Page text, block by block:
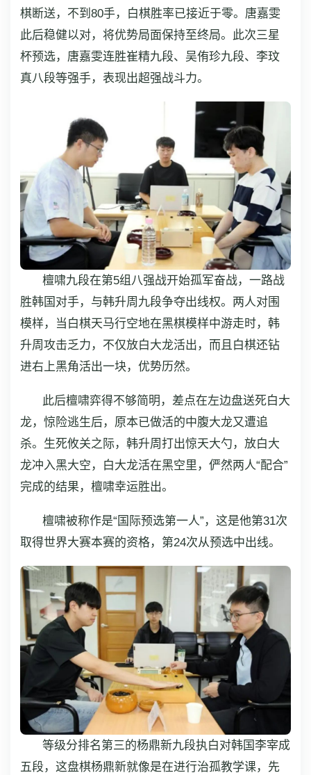
棋断送，不到80手，白棋胜率已接近于零。唐嘉雯
此后稳健以对，将优势局面保持至终局。此次三星
杯预选，唐嘉雯连胜崔精九段、吴侑珍九段、李玟
真八段等强手，表现出超强战斗力。
檀啸九段在第5组八强战开始孤军奋战，一路战
胜韩国对手，与韩升周九段争夺出线权。两人对围
模样，当白棋天马行空地在黑棋模样中游走时，韩
升周攻击乏力，不仅放白大龙活出，而且白棋还钻
进右上黑角活出一块，优势历然。
此后檀啸弈得不够简明，差点在左边盘送死白大
龙，惊险逃生后，原本已做活的中腹大龙又遭追
杀。生死攸关之际，韩升周打出惊天大勺，放白大
龙冲入黑大空，白大龙活在黑空里，俨然两人“配合”
完成的结果，檀啸幸运胜出。
檀啸被称作是“国际预选第一人”，这是他第31次
取得世界大赛本赛的资格，第24次从预选中出线。
等级分排名第三的杨鼎新九段执白对韩国李宰成
五段，这盘棋杨鼎新就像是在进行治孤教学课，先